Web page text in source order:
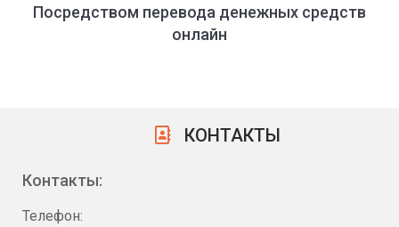
Посредством перевода денежных средств
онлайн
КОНТАКТЫ
Контакты:
Телефон: